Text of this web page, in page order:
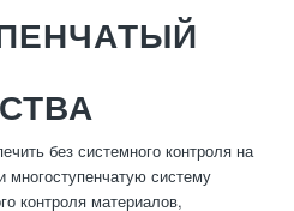
без системного контроля на
систему
контроля материалов,